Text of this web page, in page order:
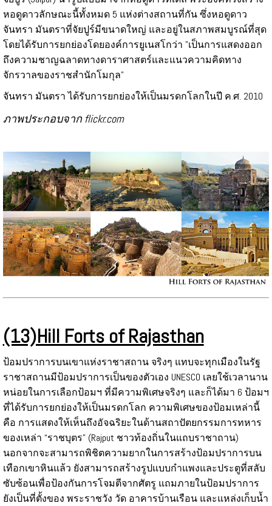
หอดูดาวลักษณะนี้ทั้งหมด 5 แห่งต่างสถานที่กัน ซึ่งหอดูดาว
จันทรา มันตราที่จัยปูร์มีขนาดใหญ่ และอยู่ในสภาพสมบูรณ์ที่สุด
โดยได้รับการยกย่องโดยองค์การยูเนสโกว่า "เป็นการแสดงออก
ถึงความชาญฉลาดทางดาราศาสตร์และแนวความคิดทาง
จักรวาลของราชสำนักโมกุล"
จันทรา มันตรา ได้รับการยกย่องให้เป็นมรดกโลกในปี ค.ศ. 2010
ภาพประกอบจาก flickr.com
(13)Hill Forts of Rajasthan
ป้อมปราการบนเขาแห่งราชาสถาน จริงๆ แทบจะทุกเมืองในรัฐ
ราชาสถานมีป้อมปราการเป็นของตัวเอง UNESCO เลยใช้เวลานาน
หน่อยในการเลือกป้อมฯ ที่มีความพิเศษจริงๆ และก็ได้มา 6 ป้อมฯ
ที่ได้รับการยกย่องให้เป็นมรดกโลก ความพิเศษของป้อมเหล่านี้
คือ การแสดงให้เห็นถึงอัจฉริยะในด้านสถาปัตยกรรมการทหาร
ของเหล่า “ราชบุตร” (Rajput ชาวท้องถิ่นในแถบราชาถาน)
นอกจากจะสามารถพิชิตความยากในการสร้างป้อมปราการบน
เทือกเขาหินแล้ว ยังสามารถสร้างรูปแบบกำแพงและประตูที่สลับ
ซับซ้อนเพื่อป้องกันการโจมตีจากศัตรู แถมภายในป้อมปราการ
ยังเป็นที่ตั้งของ พระราชวัง วัด อาคารบ้านเรือน และแหล่งเก็บน้ำ